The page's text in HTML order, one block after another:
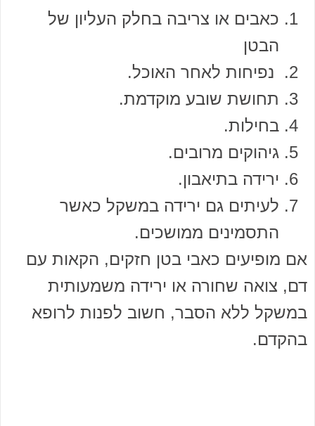
כאבים או צריבה בחלק העליון של
הבטן
נפיחות לאחר האוכל.
תחושת שובע מוקדמת.
בחילות.
גיהוקים מרובים.
ירידה בתיאבון.
לעיתים גם ירידה במשקל כאשר
התסמינים ממושכים.
אם מופיעים כאבי בטן חזקים, הקאות עם
דם, צואה שחורה או ירידה משמעותית
במשקל ללא הסבר, חשוב לפנות לרופא
בהקדם.